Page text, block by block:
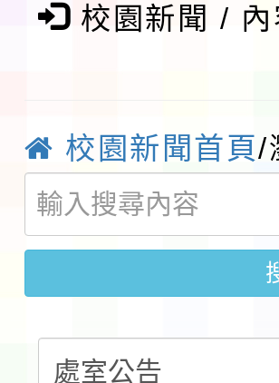
檢送桃園市
實施要點各1份
程
函轉國家通訊
鎮韌性（防空
速演練執行計
「115年金融
法」
本校115學年
第3次招考代
告(不再辦理
檢送「桃園市
賽實施要點」
本市「115學
校園新聞 / 內
校園新聞首頁/